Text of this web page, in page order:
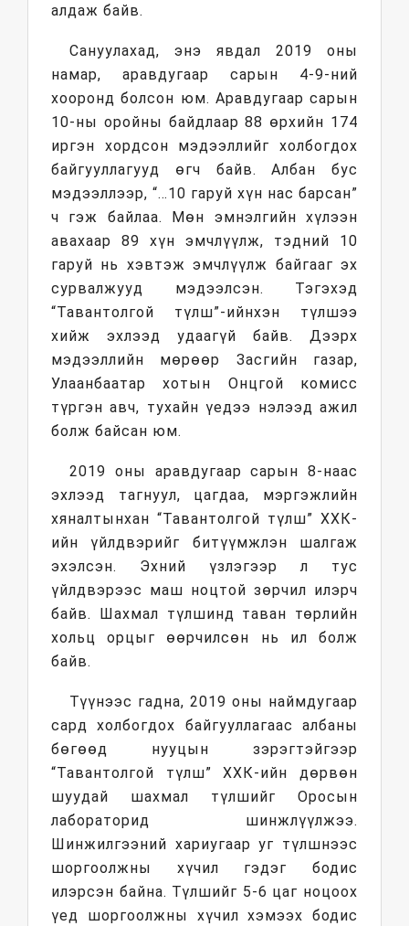
алдаж байв.
Сануулахад, энэ явдал 2019 оны
намар, аравдугаар сарын 4-9-ний
хооронд болсон юм. Аравдугаар сарын
10-ны оройны байдлаар 88 өрхийн 174
иргэн хордсон мэдээллийг холбогдох
байгууллагууд өгч байв. Албан бус
мэдээллээр, “…10 гаруй хүн нас барсан”
ч гэж байлаа. Мөн эмнэлгийн хүлээн
авахаар 89 хүн эмчлүүлж, тэдний 10
гаруй нь хэвтэж эмчлүүлж байгааг эх
сурвалжууд мэдээлсэн. Тэгэхэд
“Тавантолгой түлш”-ийнхэн түлшээ
хийж эхлээд удаагүй байв. Дээрх
мэдээллийн мөрөөр Засгийн газар,
Улаанбаатар хотын Онцгой комисс
түргэн авч, тухайн үедээ нэлээд ажил
болж байсан юм.
2019 оны аравдугаар сарын 8-наас
эхлээд тагнуул, цагдаа, мэргэжлийн
хяналтынхан “Тавантолгой түлш” ХХК-
ийн үйлдвэрийг битүүмжлэн шалгаж
эхэлсэн. Эхний үзлэгээр л тус
үйлдвэрээс маш ноцтой зөрчил илэрч
байв. Шахмал түлшинд таван төрлийн
хольц орцыг өөрчилсөн нь ил болж
байв.
Түүнээс гадна, 2019 оны наймдугаар
сард холбогдох байгууллагаас албаны
бөгөөд нууцын зэрэгтэйгээр
“Тавантолгой түлш” ХХК-ийн дөрвөн
шуудай шахмал түлшийг Оросын
лабораторид шинжлүүлжээ.
Шинжилгээний хариугаар уг түлшнээс
шоргоолжны хүчил гэдэг бодис
илэрсэн байна. Түлшийг 5-6 цаг ноцоох
үед шоргоолжны хүчил хэмээх бодис